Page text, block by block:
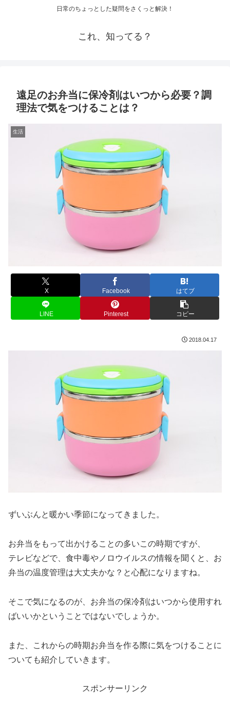
日常のちょっとした疑問をさくっと解決！
これ、知ってる？
遠足のお弁当に保冷剤はいつから必要？調
理法で気をつけることは？
生活
X Facebook はてブ
LINE Pinterest コピー
2018.04.17
ずいぶんと暖かい季節になってきました。
お弁当をもって出かけることの多いこの時期ですが、
テレビなどで、食中毒やノロウイルスの情報を聞くと、お
弁当の温度管理は大丈夫かな？と心配になりますね。
そこで気になるのが、お弁当の保冷剤はいつから使用すれ
ばいいかということではないでしょうか。
また、これからの時期お弁当を作る際に気をつけることに
ついても紹介していきます。
スポンサーリンク